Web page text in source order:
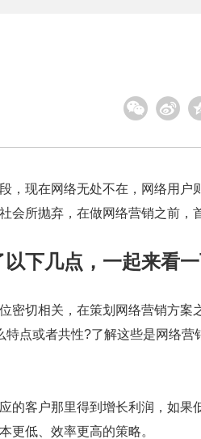
现在网络无处不在，网络用户
会所抛弃，在做网络营销之前，
下几点，一起来看一
切相关，在策划网络营销方案
点或者共性?了解这些是网络营
客户那里得到增长利润，如果
更低、效率更高的策略。